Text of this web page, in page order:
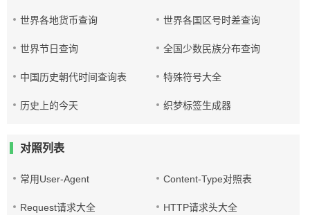
世界各地货币查询 世界各国区号时差查询
世界节日查询 全国少数民族分布查询
中国历史朝代时间查询表 特殊符号大全
历史上的今天 织梦标签生成器
对照列表
常用User-Agent Content-Type对照表
Request请求大全 HTTP请求头大全